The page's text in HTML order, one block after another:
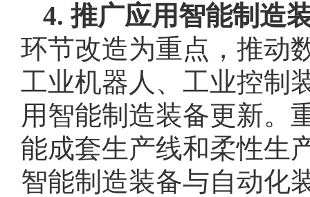
4. 推广应用智能制造
环节改造为重点，推动
工业机器人、工业控制
用智能制造装备更新。
能成套生产线和柔性生
智能制造装备与自动化